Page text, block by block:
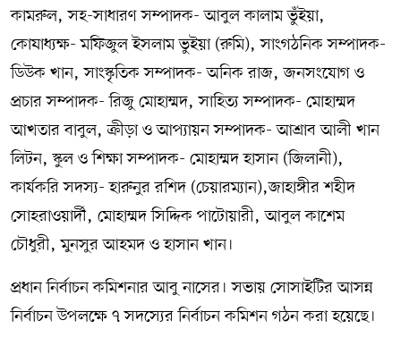
কামরুল, সহ-সাধারণ সম্পাদক- আবুল কালাম ভুঁইয়া,
কোষাধ্যক্ষ- মফিজুল ইসলাম ভুইয়া (রুমি), সাংগঠনিক সম্পাদক-
ডিউক খান, সাংস্কৃতিক সম্পাদক- অনিক রাজ, জনসংযোগ ও
প্রচার সম্পাদক- রিজু মোহাম্মদ, সাহিত্য সম্পাদক- মোহাম্মদ
আখতার বাবুল, ক্রীড়া ও আপ্যায়ন সম্পাদক- আশ্রাব আলী খান
লিটন, স্কুল ও শিক্ষা সম্পাদক- মোহাম্মদ হাসান (জিলানী),
কার্যকরি সদস্য- হারুনুর রশিদ (চেয়ারম্যান),জাহাঙ্গীর শহীদ
সোহরাওয়ার্দী, মোহাম্মদ সিদ্দিক পাটোয়ারী, আবুল কাশেম
চৌধুরী, মুনসুর আহমদ ও হাসান খান।
প্রধান নির্বাচন কমিশনার আবু নাসের। সভায় সোসাইটির আসন্ন
নির্বাচন উপলক্ষে ৭ সদস্যের নির্বাচন কমিশন গঠন করা হয়েছে।